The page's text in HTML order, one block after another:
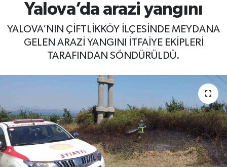
Yalova’da arazi yangını
YALOVA’NIN ÇİFTLİKKÖY İLÇESİNDE MEYDANA
GELEN ARAZİ YANGINI İTFAİYE EKİPLERİ
TARAFINDAN SÖNDÜRÜLDÜ.